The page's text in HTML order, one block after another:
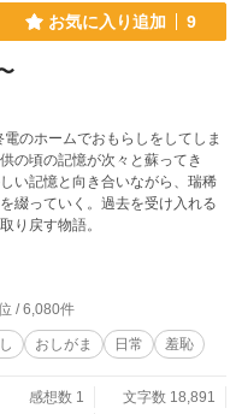
錯した愉悦の中で次なる獲物と
索する。 そのタクシー
下り方面」へと走っていく。 あ
の目撃者となる。 ※「ノク
お気に入り追加 9
のホームでおもらしをしてしま
の頃の記憶が次々と蘇ってき
い記憶と向き合いながら、瑞稀
綴っていく。過去を受け入れる
り戻す物語。
/ 6,080件
おしがま 日常 羞恥
感想数 1
文字数 18,891